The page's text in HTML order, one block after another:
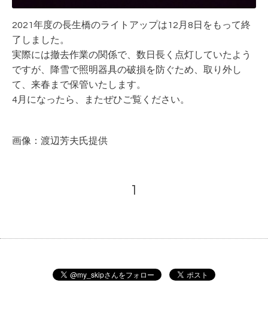
2021年度の長生橋のライトアップは12月8日をもって終
了しました。
実際には撤去作業の関係で、数日長く点灯していたよう
ですが、降雪で照明器具の破損を防ぐため、取り外し
て、来春まで保管いたします。
4月になったら、またぜひご覧ください。
画像：渡辺芳夫氏提供
1